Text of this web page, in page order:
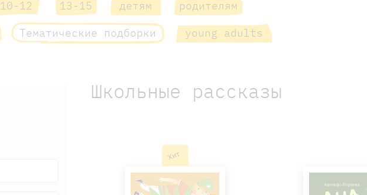
10-12 13-15 детям
родителям
Тематические подборки young adults
Школьные рассказы
Хит